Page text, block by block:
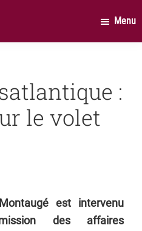
Menu
:
le volet
est intervenu
des affaires